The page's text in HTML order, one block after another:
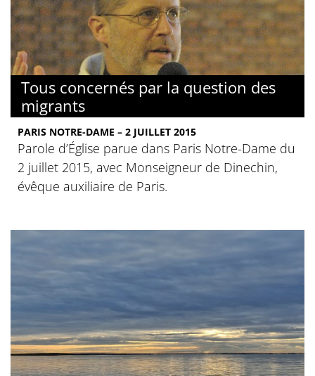
Tous concernés par la question des
migrants
PARIS NOTRE-DAME – 2 JUILLET 2015
Parole d’Église parue dans Paris Notre-Dame du
2 juillet 2015, avec Monseigneur de Dinechin,
évêque auxiliaire de Paris.